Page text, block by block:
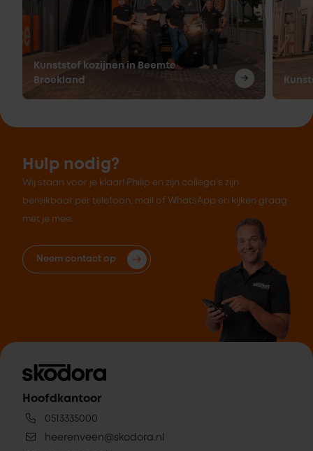
Kunststof kozijnen in Beemte
Broekland
Hulp nodig?
Wij staan voor je klaar! Philip en zijn collega's zijn
bereikbaar per telefoon, mail of WhatsApp en kijken graag
met je mee.
Neem contact op
Hoofdkantoor
0513335000
heerenveen@skodora.nl